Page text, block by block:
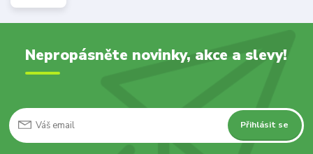
Nepropásněte novinky, akce a slevy!
Přihlásit se